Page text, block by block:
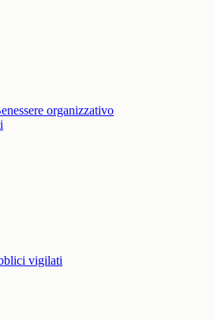
organizzativo
vigilati